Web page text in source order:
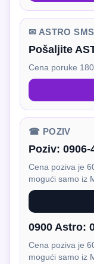
✉ ASTRO
Pošaljite
Cena poruke
☎ POZIV
Poziv: 0906-
Cena poziva je
mogući samo iz
0900 Astro:
Cena poziva je
mogući samo iz